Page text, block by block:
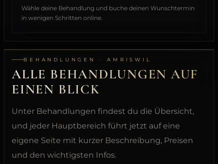
Wähle deine Behandlung und buche deinen Wunschtermin
in wenigen Schritten online.
BEHANDLUNGEN · AMRISWIL
ALLE BEHANDLUNGEN AUF
EINEN BLICK
Unter Behandlungen findest du die Übersicht,
und jeder Hauptbereich führt jetzt auf eine
eigene Seite mit kurzer Beschreibung, Preisen
und den wichtigsten Infos.